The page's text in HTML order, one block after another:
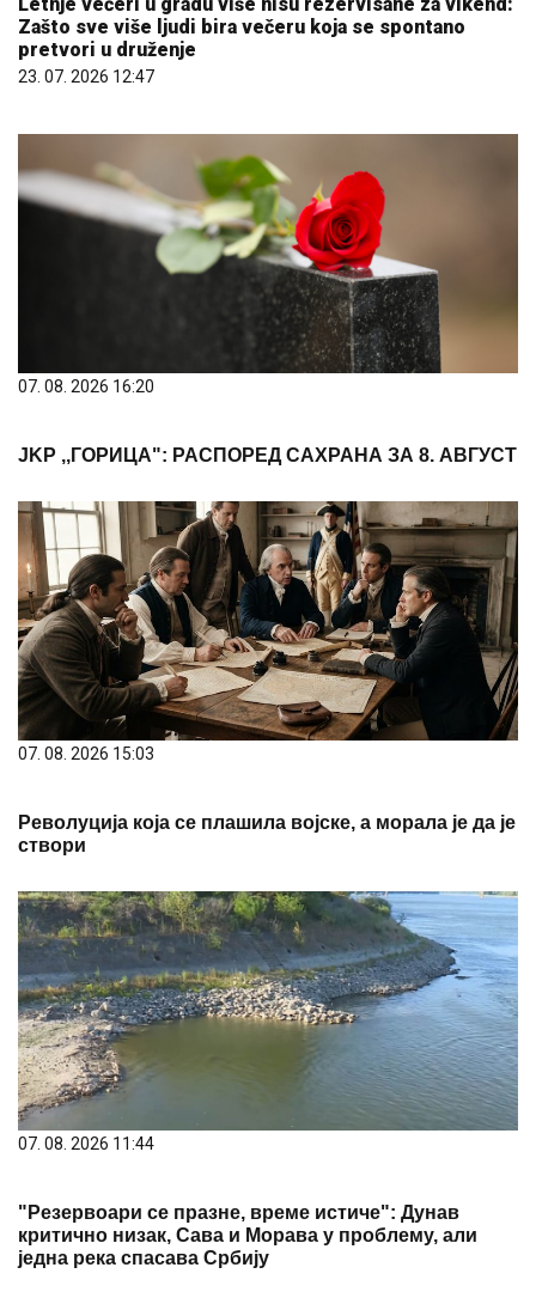
Zašto sve više ljudi bira večeru koja se spontano
pretvori u druženje
23. 07. 2026 12:47
07. 08. 2026 16:20
ЈKP ,,ГОРИЦА": РАСПОРЕД САХРАНА ЗА 8. АВГУСТ
07. 08. 2026 15:03
Револуција која се плашила војске, а морала је да је
створи
07. 08. 2026 11:44
"Резервоари се празне, време истиче": Дунав
критично низак, Сава и Морава у проблему, али
једна река спасава Србију